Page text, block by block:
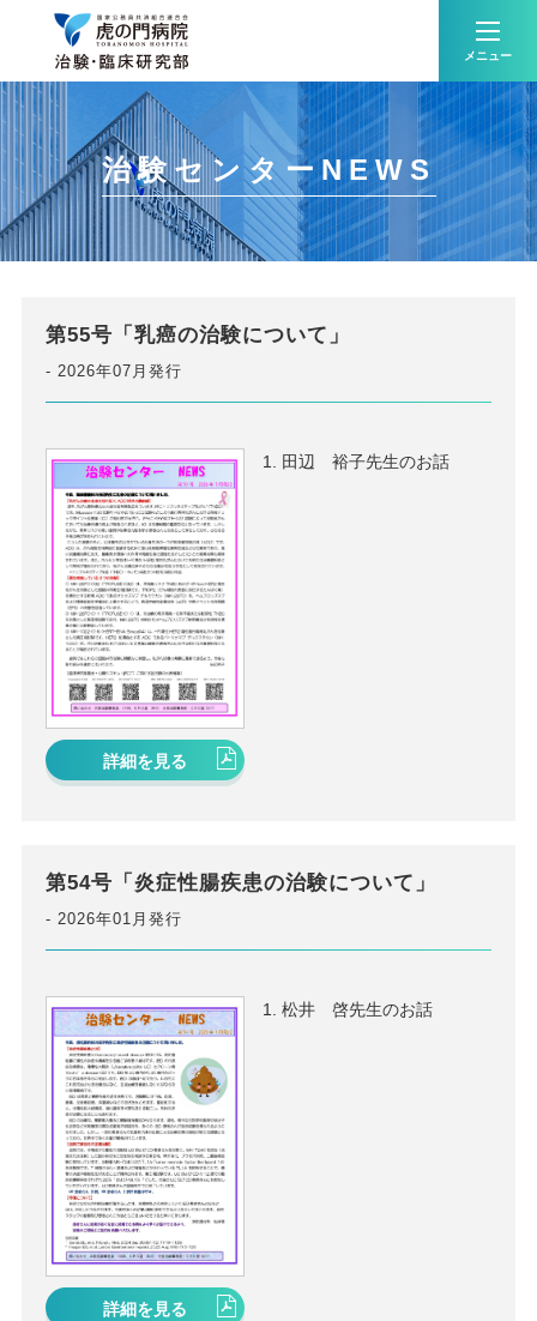
メニュー
治験センターNEWS
第55号「乳癌の治験について」
2026年07月発行
詳細を見る
田辺 裕子先生のお話
第54号「炎症性腸疾患の治験について」
2026年01月発行
詳細を見る
松井 啓先生のお話